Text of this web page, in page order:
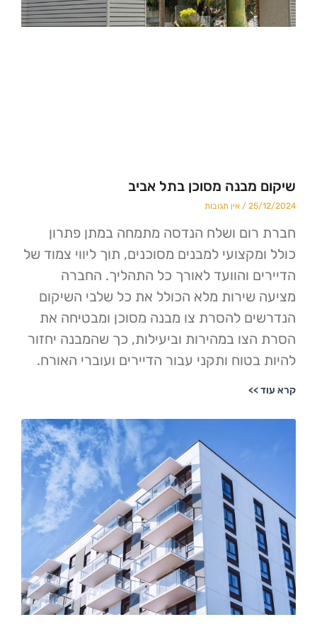
מבנה מסוכן בתל אביב
אין תגובות
ושלח הנדסה מתמחה במתן פתרון
למבנים מסוכנים, תוך ליווי צמוד של
והוועד לאורך כל התהליך. החברה
שירות מלא הכולל את כל שלבי השיקום
להסרת צו מבנה מסוכן ומבטיחה את
במהירות וביעילות, כך שהמבנה יחזור
ותקני עבור הדיירים ועוברי האורח.